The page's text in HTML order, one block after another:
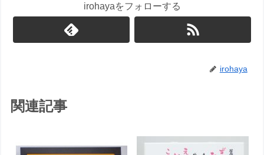
irohayaをフォローする
irohaya
関連記事